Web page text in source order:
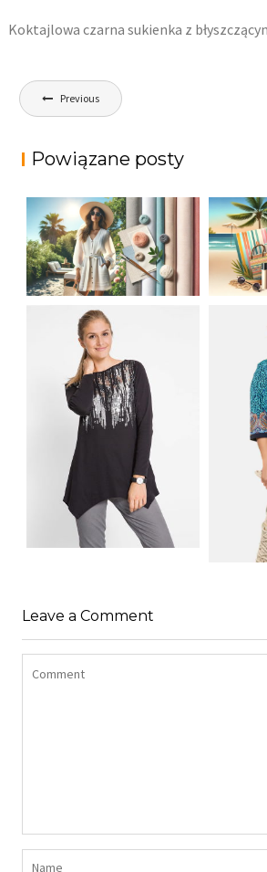
Koktajlowa czarna sukienka z
Nawigacja
wpisu
Previous
Powiązane posty
JAK STYLOWO
PRZETRWAĆ UPALNE
DNI: NAJLEPSZE
MATERIAŁY I KROJE
NA LATO
CEKINAMI CZARNY
Leave a Comment